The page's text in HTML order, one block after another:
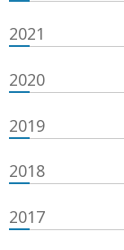
2021
2020
2019
2018
2017